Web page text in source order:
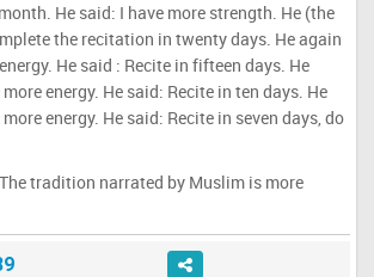
He said: I have more strength. He (the
the recitation in twenty days. He again
He said : Recite in fifteen days. He
energy. He said: Recite in ten days. He
energy. He said: Recite in seven days, do
tradition narrated by Muslim is more